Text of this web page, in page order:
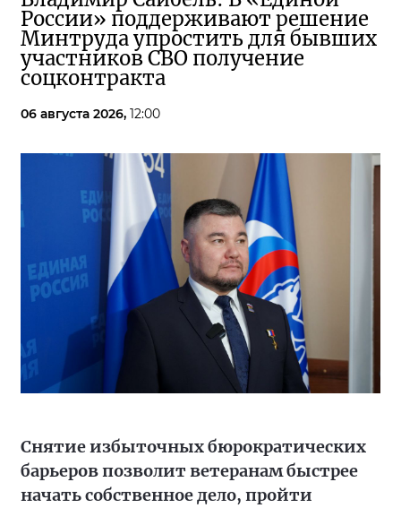
России» поддерживают решение
Минтруда упростить для бывших
участников СВО получение
соцконтракта
06 августа 2026, 12:00
Снятие избыточных бюрократических
барьеров позволит ветеранам быстрее
начать собственное дело, пройти